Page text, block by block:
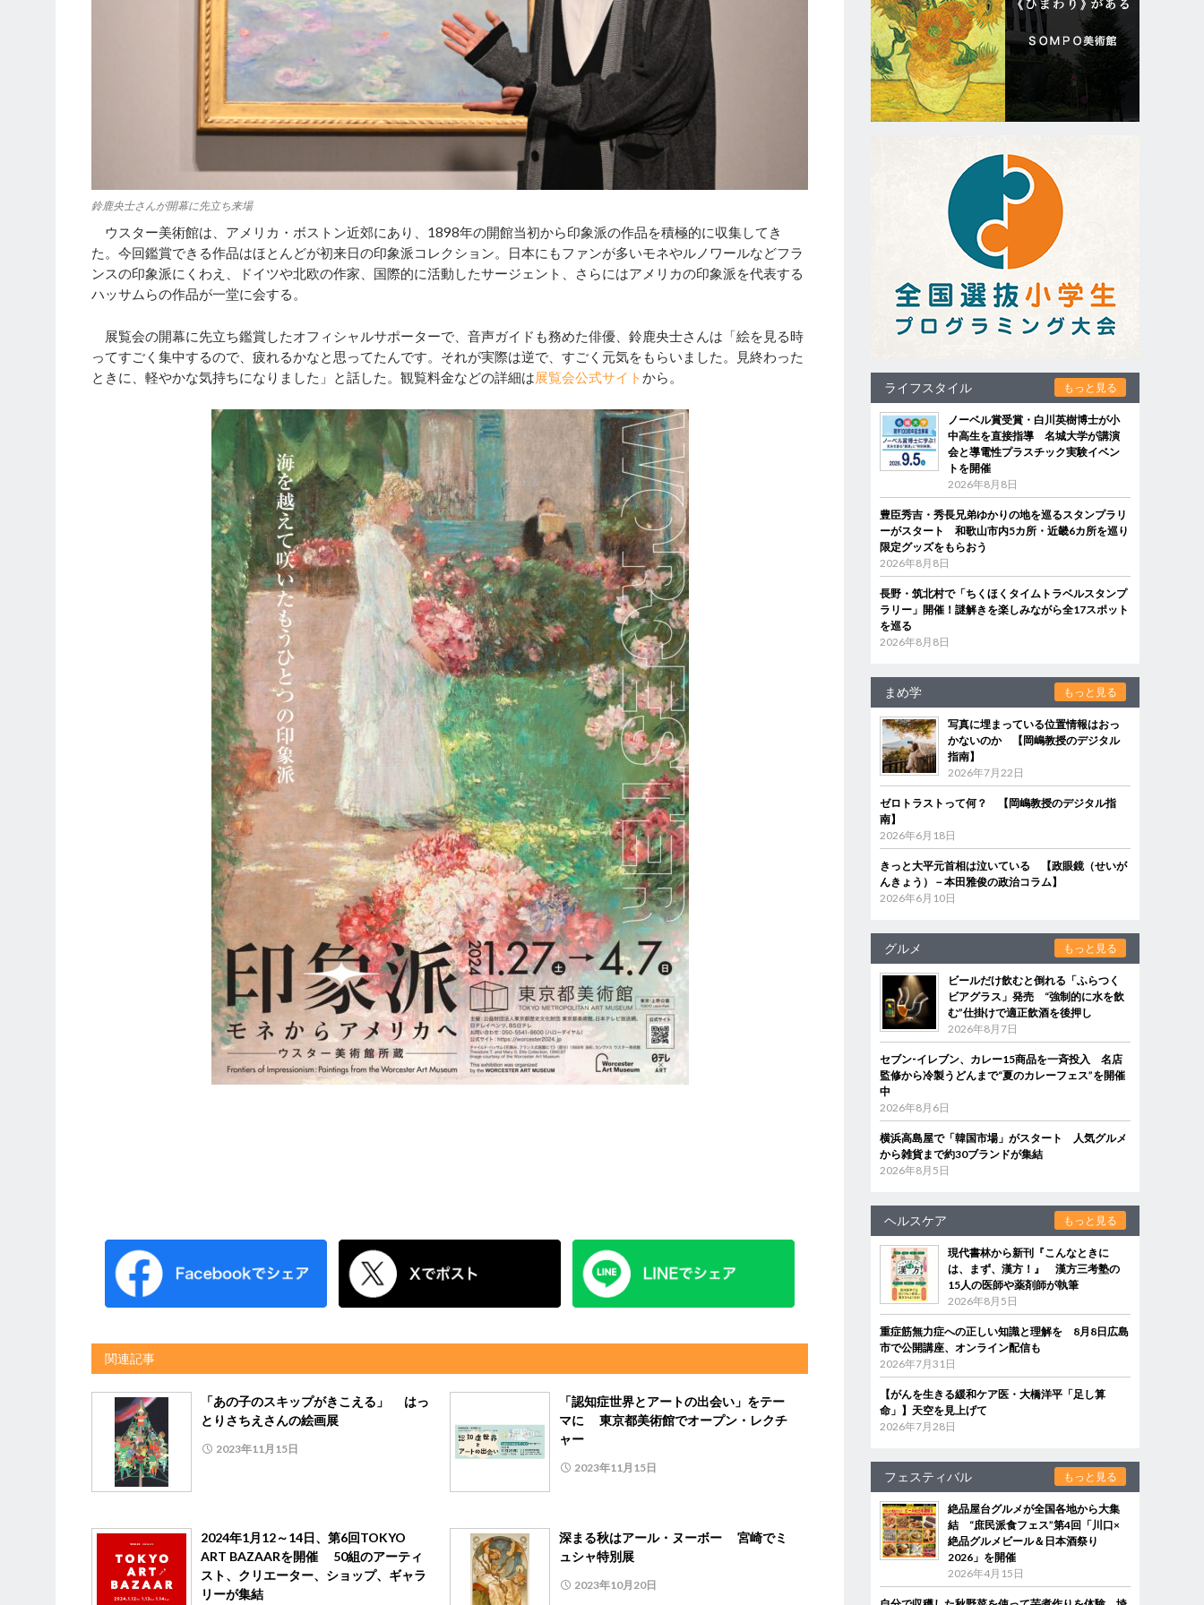
鈴鹿央士さんが開幕に先立ち来場
ウスター美術館は、アメリカ・ボストン近郊にあり、1898年の開館当初から印象派の作品を積極的に収集してき
た。今回鑑賞できる作品はほとんどが初来日の印象派コレクション。日本にもファンが多いモネやルノワールなどフラ
ンスの印象派にくわえ、ドイツや北欧の作家、国際的に活動したサージェント、さらにはアメリカの印象派を代表する
ハッサムらの作品が一堂に会する。
展覧会の開幕に先立ち鑑賞したオフィシャルサポーターで、音声ガイドも務めた俳優、鈴鹿央士さんは「絵を見る時
ってすごく集中するので、疲れるかなと思ってたんです。それが実際は逆で、すごく元気をもらいました。見終わった
ときに、軽やかな気持ちになりました」と話した。観覧料金などの詳細は展覧会公式サイトから。
関連記事
「あの子のスキップがきこえる」 はっ
とりさちえさんの絵画展
2023年11月15日
「認知症世界とアートの出会い」をテー
マに 東京都美術館でオープン・レクチ
ャー
2023年11月15日
2024年1月12～14日、第6回TOKYO
ART BAZAARを開催 50組のアーティ
スト、クリエーター、ショップ、ギャラ
リーが集結
深まる秋はアール・ヌーボー 宮崎でミ
ュシャ特別展
2023年10月20日
ライフスタイル もっと見る
ノーベル賞受賞・白川英樹博士が小
中高生を直接指導 名城大学が講演
会と導電性プラスチック実験イベン
トを開催
2026年8月8日
豊臣秀吉・秀長兄弟ゆかりの地を巡るスタンプラリ
ーがスタート 和歌山市内5カ所・近畿6カ所を巡り
限定グッズをもらおう
2026年8月8日
長野・筑北村で「ちくほくタイムトラベルスタンプ
ラリー」開催！謎解きを楽しみながら全17スポット
を巡る
2026年8月8日
まめ学 もっと見る
写真に埋まっている位置情報はおっ
かないのか 【岡嶋教授のデジタル
指南】
2026年7月22日
ゼロトラストって何？ 【岡嶋教授のデジタル指
南】
2026年6月18日
きっと大平元首相は泣いている 【政眼鏡（せいが
んきょう）－本田雅俊の政治コラム】
2026年6月10日
グルメ もっと見る
ビールだけ飲むと倒れる「ふらつく
ビアグラス」発売 “強制的に水を飲
む”仕掛けで適正飲酒を後押し
2026年8月7日
セブン‐イレブン、カレー15商品を一斉投入 名店
監修から冷製うどんまで“夏のカレーフェス”を開催
中
2026年8月6日
横浜高島屋で「韓国市場」がスタート 人気グルメ
から雑貨まで約30ブランドが集結
2026年8月5日
ヘルスケア もっと見る
現代書林から新刊『こんなときに
は、まず、漢方！』 漢方三考塾の
15人の医師や薬剤師が執筆
2026年8月5日
重症筋無力症への正しい知識と理解を 8月8日広島
市で公開講座、オンライン配信も
2026年7月31日
【がんを生きる緩和ケア医・大橋洋平「足し算
命」】天空を見上げて
2026年7月28日
フェスティバル もっと見る
絶品屋台グルメが全国各地から大集
結 “庶民派食フェス”第4回「川口×
絶品グルメビール＆日本酒祭り
2026」を開催
2026年4月15日